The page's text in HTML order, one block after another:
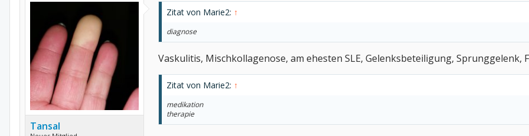
Tansal
Zitat von Marie2: ↑
diagnose
Vaskulitis, Mischkollagenose, am ehesten SLE, Gelenksbeteiligung, Sprunggelenk,
Zitat von Marie2: ↑
medikation
therapie